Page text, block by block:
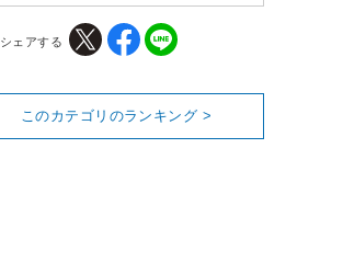
シェアする
このカテゴリのランキング >